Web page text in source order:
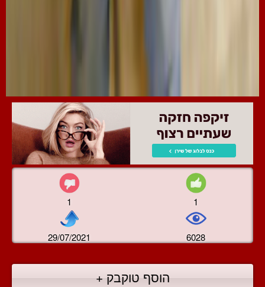
1 1
29/07/2021 6028
הוסף טוקבק +